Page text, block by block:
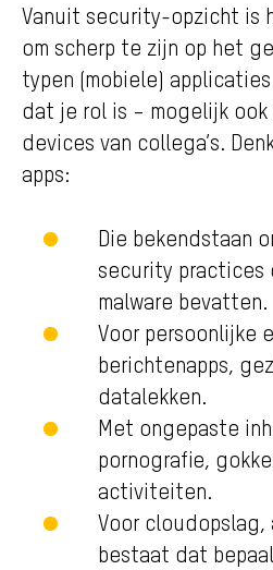
Vanuit security-opzicht is
om scherp te zijn op het
typen (mobiele)
dat je rol is – mogelijk
devices van collega’s.
apps:
Die bekendstaan
security
malware bevatten.
Voor persoonlijke
berichtenapps,
datalekken.
Met ongepaste
pornografie,
activiteiten.
Voor
bestaat dat